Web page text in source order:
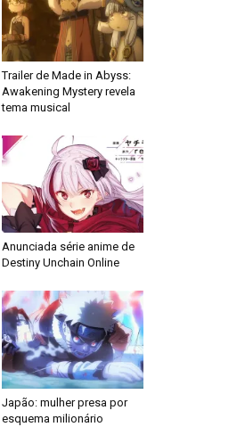
Trailer de Made in Abyss:
Awakening Mystery revela
tema musical
Anunciada série anime de
Destiny Unchain Online
Japão: mulher presa por
esquema milionário